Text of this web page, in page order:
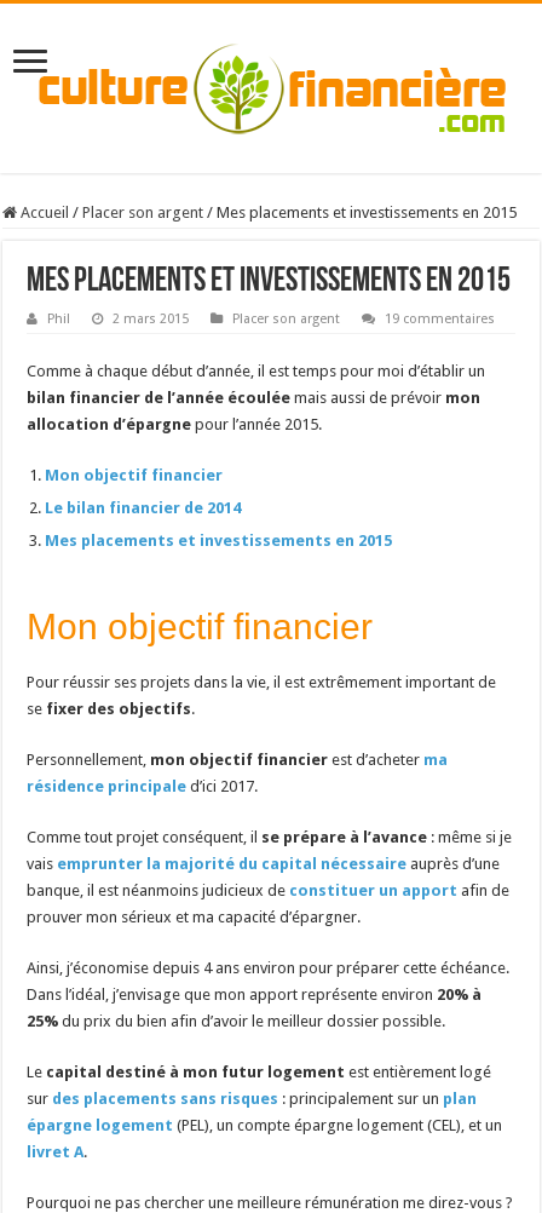
Accueil / Placer son argent / Mes placements et investissements en 2015
Mes placements et investissements en 2015
Phil 2 mars 2015 Placer son argent 19 commentaires
Comme à chaque début d’année, il est temps pour moi d’établir un
bilan financier de l’année écoulée mais aussi de prévoir mon
allocation d’épargne pour l’année 2015.
Mon objectif financier
Le bilan financier de 2014
Mes placements et investissements en 2015
Mon objectif financier
Pour réussir ses projets dans la vie, il est extrêmement important de
se fixer des objectifs.
Personnellement, mon objectif financier est d’acheter ma
résidence principale d’ici 2017.
Comme tout projet conséquent, il se prépare à l’avance : même si je
vais emprunter la majorité du capital nécessaire auprès d’une
banque, il est néanmoins judicieux de constituer un apport afin de
prouver mon sérieux et ma capacité d’épargner.
Ainsi, j’économise depuis 4 ans environ pour préparer cette échéance.
Dans l’idéal, j’envisage que mon apport représente environ 20% à
25% du prix du bien afin d’avoir le meilleur dossier possible.
Le capital destiné à mon futur logement est entièrement logé
sur des placements sans risques : principalement sur un plan
épargne logement (PEL), un compte épargne logement (CEL), et un
livret A.
Pourquoi ne pas chercher une meilleure rémunération me direz-vous ?